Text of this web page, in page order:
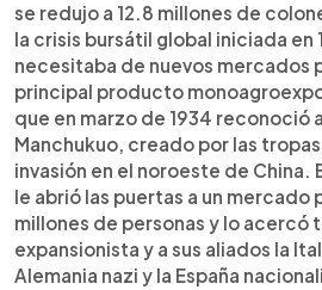
se redujo a 12.8 millones de
la crisis bursátil global iniciada en
necesitaba de nuevos mercados
principal producto
que en marzo de 1934 reconoció
Manchukuo, creado por las
invasión en el noroeste de
le abrió las puertas a un mercado
millones de personas y lo acercó
expansionista y a sus aliados la
Alemania nazi y la España